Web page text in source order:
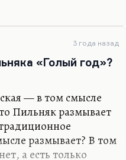
многословных,
но все-таки
проза. Вот
а вот
3 года назад
«Голый год»?
— в том смысле
Пильняк размывает
размывает? В том
а есть только